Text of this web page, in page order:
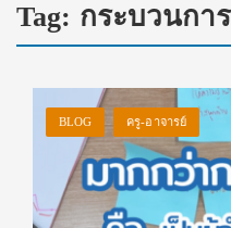
Tag: กระบวนกา
BLOG ครู-อาจารย์